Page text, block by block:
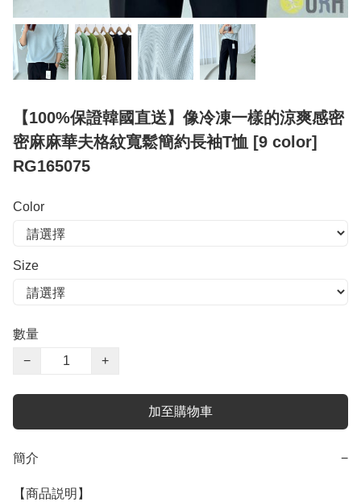
【100%保證韓國直送】像冷凍一樣的涼爽感密
密麻麻華夫格紋寬鬆簡約長袖T恤 [9 color]
RG165075
Color
Size
數量
−
+
加至購物車
簡介 −
【商品説明】